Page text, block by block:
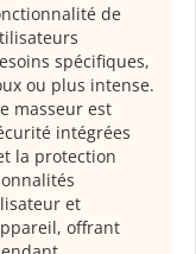
de
spécifiques,
ou plus intense.
masseur est
intégrées
la protection
et
offrant